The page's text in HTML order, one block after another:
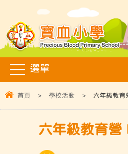
首頁 > 學校活動 > 六年級教
六年級教育營